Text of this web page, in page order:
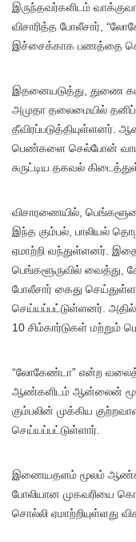
இருந்தவர்களிடம்
விசாரித்த போலீசார்,
இச்சைக்காக பணத்தை
இதனையடுத்து, துணை
அமுதா தலைமையில்
தீவிரப்படுத்தியுள்ளனர்.
பெண்களை செல்போன்
சுருட்டிய தகவல்
விசாரணையில்,
இந்த கும்பல், பாலியல்
ஏமாற்றி வந்துள்ளனர்.
பெங்களூருவில் வைத்து,
போலீசார் கைது
செய்யப்பட்டுள்ளனர்.
10 சிம்கார்டுகள்
“லோகேண்டா” என்ற
ஆண்களிடம் ஆன்லைன்
கும்பலின் முக்கிய
செய்யப்பட்டுள்ளார்.
இணையதளம் மூலம்
போலியான முகவரியை
சொல்லி ஏமாற்றியுள்ளது